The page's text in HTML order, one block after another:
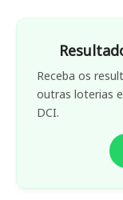
Receba os
outras loterias
DCI.